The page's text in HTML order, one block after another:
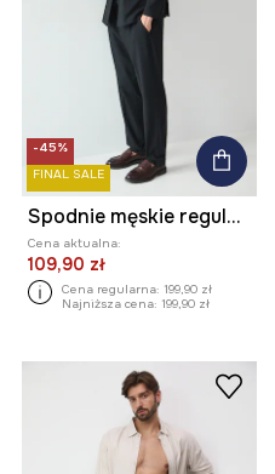
-45%
FINAL SALE
Spodnie męskie regular z drobnym wzorem
Cena aktualna:
109,90 zł
Cena regularna: 199,90 zł
Najniższa cena: 199,90 zł